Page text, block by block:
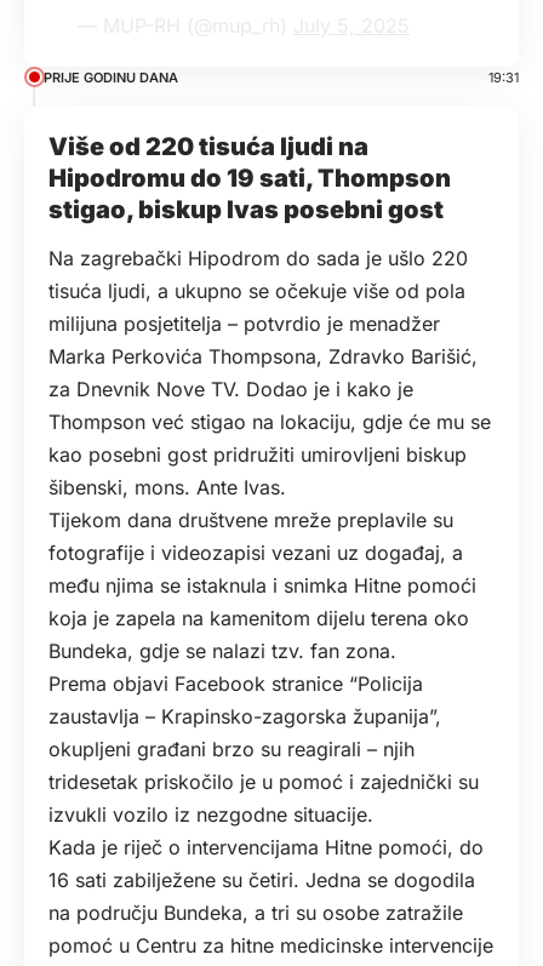
PRIJE GODINU DANA 19:31
Više od 220 tisuća ljudi na
Hipodromu do 19 sati, Thompson
stigao, biskup Ivas posebni gost
Na zagrebački Hipodrom do sada je ušlo 220
tisuća ljudi, a ukupno se očekuje više od pola
milijuna posjetitelja – potvrdio je menadžer
Marka Perkovića Thompsona, Zdravko Barišić,
za Dnevnik Nove TV. Dodao je i kako je
Thompson već stigao na lokaciju, gdje će mu se
kao posebni gost pridružiti umirovljeni biskup
šibenski, mons. Ante Ivas.
Tijekom dana društvene mreže preplavile su
fotografije i videozapisi vezani uz događaj, a
među njima se istaknula i snimka Hitne pomoći
koja je zapela na kamenitom dijelu terena oko
Bundeka, gdje se nalazi tzv. fan zona.
Prema objavi Facebook stranice “Policija
zaustavlja – Krapinsko-zagorska županija”,
okupljeni građani brzo su reagirali – njih
tridesetak priskočilo je u pomoć i zajednički su
izvukli vozilo iz nezgodne situacije.
Kada je riječ o intervencijama Hitne pomoći, do
16 sati zabilježene su četiri. Jedna se dogodila
na području Bundeka, a tri su osobe zatražile
pomoć u Centru za hitne medicinske intervencije